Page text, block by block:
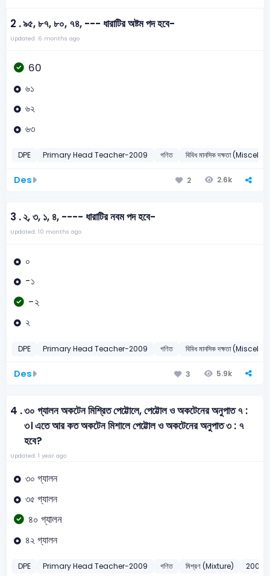
2 .৯৫, ৮৭, ৮০, ৭৪, --- ধারাটির অষ্টম পদ হবে-
Updated: 6 months ago
60
৬১
৬২
৬৩
DPE Primary Head Teacher-2009 গণিত বিবিধ মানসিক দক্ষতা
Des 2 2.6k
3 .২, ৩, ১, ৪, ---- ধারাটির নবম পদ হবে-
Updated: 10 months ago
০
-১
-২
২
DPE Primary Head Teacher-2009 গণিত বিবিধ মানসিক দক্ষতা
Des 3 5.9k
4 .৩০ গ্যালন অকটেন মিশ্রিত পেট্টোলে, পেট্টোল ও অকটেনের অনুপাত ৭ :
৩। এতে আর কত অকটেন মিশালে পেট্টোল ও অকটেনের অনুপাত ৩ : ৭
হবে?
Updated: 1 year ago
৩০ গ্যালন
৩৫ গ্যালন
৪০ গ্যালন
৪২ গ্যালন
DPE Primary Head Teacher-2009 গণিত মিশ্রণ (Mixture) 2009